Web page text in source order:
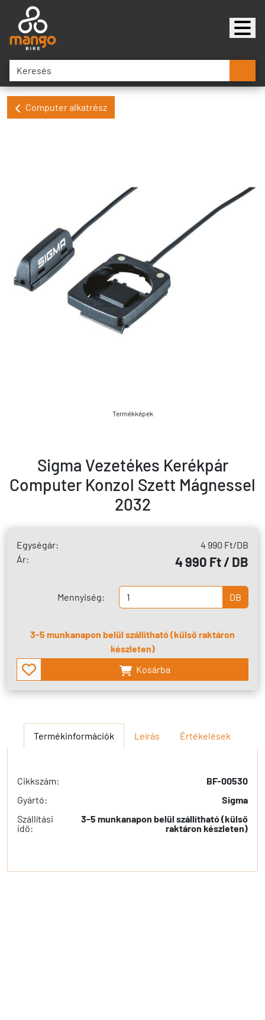
Computer alkatrész
Termékképek
Sigma Vezetékes Kerékpár
Computer Konzol Szett Mágnessel
2032
Egységár: 4 990 Ft/DB
Ár:
4 990 Ft / DB
Mennyiség: DB
3-5 munkanapon belül szállítható (külső raktáron
készleten)
Kosárba
Termékinformációk Leírás Értékelések
Cikkszám:
BF-00530
Gyártó:
Sigma
Szállítási
idő:
3-5 munkanapon belül szállítható (külső
raktáron készleten)